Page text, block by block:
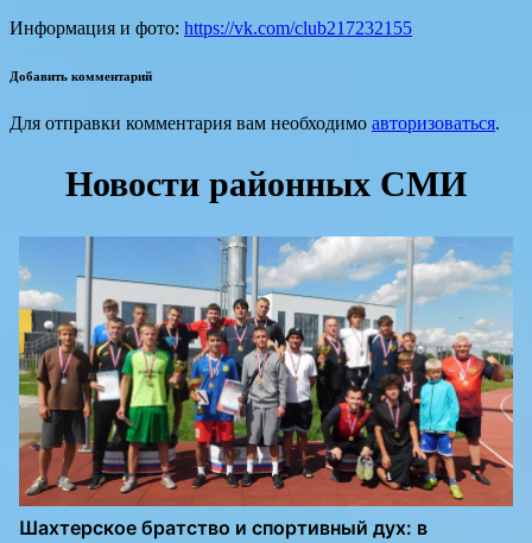
Информация и фото: https://vk.com/club217232155
Добавить комментарий
Для отправки комментария вам необходимо авторизоваться.